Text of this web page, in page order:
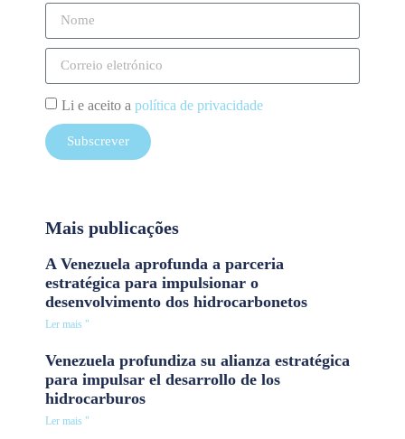
Li e aceito a política de privacidade
Subscrever
Mais publicações
A Venezuela aprofunda a parceria
estratégica para impulsionar o
desenvolvimento dos hidrocarbonetos
Ler mais "
Venezuela profundiza su alianza estratégica
para impulsar el desarrollo de los
hidrocarburos
Ler mais "